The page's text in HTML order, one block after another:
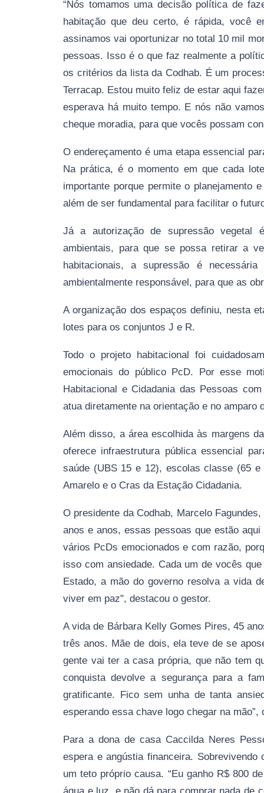
“Nós tomamos uma decisão política de
habitação que deu certo, é rápida, você
assinamos vai oportunizar no total 10 mil
pessoas. Isso é o que faz realmente a
os critérios da lista da Codhab. É um
Terracap. Estou muito feliz de estar aqui
esperava há muito tempo. E nós não
cheque moradia, para que vocês possam
O endereçamento é uma etapa essencial
Na prática, é o momento em que cada
importante porque permite o planejamento
além de ser fundamental para facilitar o
Já a autorização de supressão vegetal
ambientais, para que se possa retirar a
habitacionais, a supressão é
ambientalmente responsável, para que as
A organização dos espaços definiu, nesta
lotes para os conjuntos J e R.
Todo o projeto habitacional foi
emocionais do público PcD. Por esse
Habitacional e Cidadania das Pessoas
atua diretamente na orientação e no amparo
Além disso, a área escolhida às margens
oferece infraestrutura pública essencial
saúde (UBS 15 e 12), escolas classe (65
Amarelo e o Cras da Estação Cidadania.
O presidente da Codhab, Marcelo
anos e anos, essas pessoas que estão
vários PcDs emocionados e com razão,
isso com ansiedade. Cada um de vocês
Estado, a mão do governo resolva a vida
viver em paz", destacou o gestor.
A vida de Bárbara Kelly Gomes Pires, 45
três anos. Mãe de dois, ela teve de se
gente vai ter a casa própria, que não tem
conquista devolve a segurança para a
gratificante. Fico sem unha de tanta
esperando essa chave logo chegar na mão”,
Para a dona de casa Caccilda Neres
espera e angústia financeira.
um teto próprio causa. “Eu ganho R$ 800